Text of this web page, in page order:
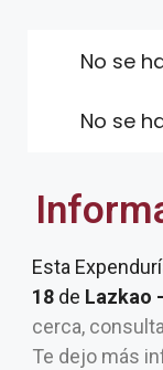
No se
No se
Esta
18 de Lazkao
cerca,
Te dejo más